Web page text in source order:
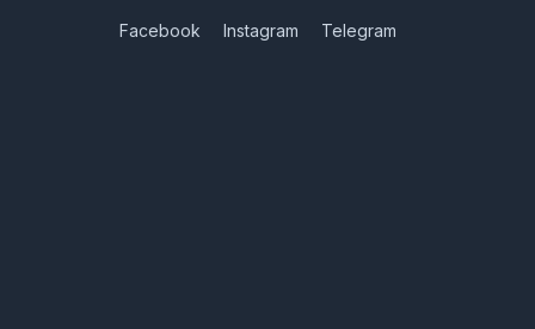
Facebook Instagram Telegram